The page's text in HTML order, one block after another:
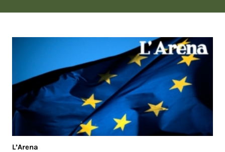
L’Arena